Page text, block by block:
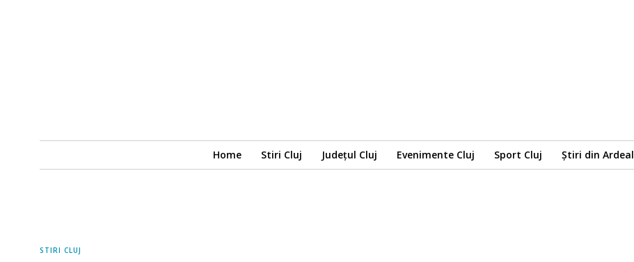
Home Stiri Cluj Județul Cluj Evenimente Cluj Sport Cluj Știri din Ardeal
STIRI CLUJ